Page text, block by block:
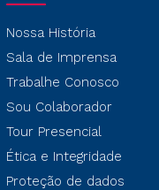
Nossa História
Sala de Imprensa
Trabalhe Conosco
Sou Colaborador
Tour Presencial
Ética e Integridade
Proteção de dados